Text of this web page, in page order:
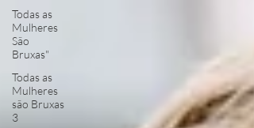
Todas as
Mulheres
São
Bruxas"
Todas as
Mulheres
são Bruxas
3